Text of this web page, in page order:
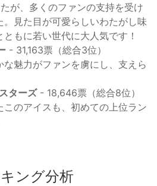
が、多くのファンの支持を受け
見た目が可愛らしいわたがし味
もに若い世代に大人気です！
- 31,163票（総合3位）
魅力がファンを虜にし、支えら
ターズ- 18,646票（総合8位）
このアイスも、初めての上位ラン
ング分析